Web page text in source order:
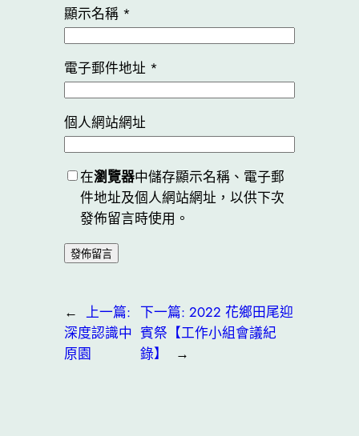
顯示名稱 *
電子郵件地址 *
個人網站網址
在瀏覽器中儲存顯示名稱、電子郵
件地址及個人網站網址，以供下次
發佈留言時使用。
← 上一篇:
深度認識中
原園
下一篇: 2022 花鄉田尾迎
賓祭【工作小組會議紀
錄】
→